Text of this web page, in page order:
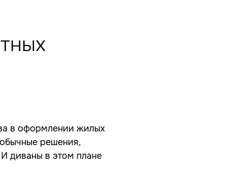
в оформлении жилых
решения,
диваны в этом плане